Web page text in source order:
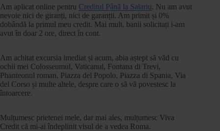
Am aplicat online pentru Creditul Până la Salariu. Nu am avut
nevoie nici de giranți, nici de garanții. Am primit și 0%
dobândă la primul meu credit. Mai mult, banii solicitați i-am
avut în doar 2 ore, direct în cont.
Am achitat excursia imediat și acum, abia aștept să văd cu
ochii mei Colosseumul, Vaticanul, Fontana di Trevi,
Phanteonul roman, Piazza del Popolo, Piazza di Spania, Via
del Corso și multe altele, despre care o să vă povestesc la
întoarcere.
Mulțumesc prietenei mele, dar mai ales, mulțumesc Viva
Credit că mi-ai îndeplinit visul de a vedea Roma.